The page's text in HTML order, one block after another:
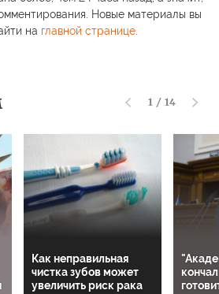
Новые материалы вы
на главной странице.
1 / 14
Как неправильная
чистка зубов может
увеличить риск рака